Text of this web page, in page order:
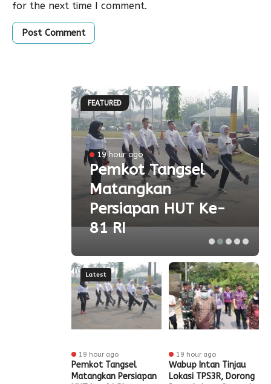
for the next time I comment.
FEATURED
19 hour ago
Pemkot Tangsel
Matangkan
Persiapan HUT Ke-
81 RI
Latest
19 hour ago
Pemkot Tangsel
Matangkan Persiapan
19 hour ago
Wabup Intan Tinjau
Lokasi TPS3R, Dorong